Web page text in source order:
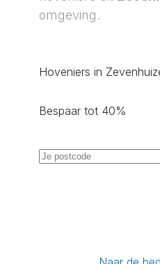
omgeving.
Hoveniers in
Bespaar tot 40%